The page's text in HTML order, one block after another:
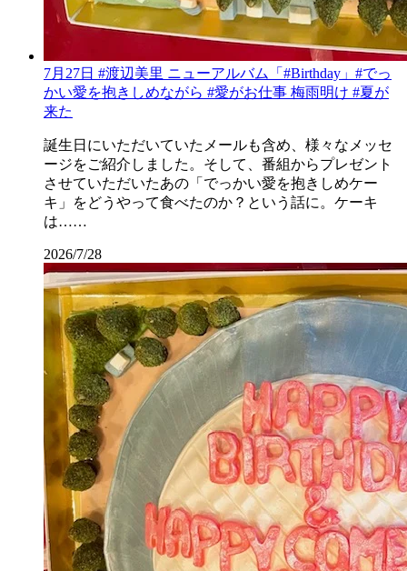
7月27日 #渡辺美里 ニューアルバム「#Birthday」#でっ
かい愛を抱きしめながら #愛がお仕事 梅雨明け #夏が
来た
誕生日にいただいていたメールも含め、様々なメッセ
ージをご紹介しました。そして、番組からプレゼント
させていただいたあの「でっかい愛を抱きしめケー
キ」をどうやって食べたのか？という話に。ケーキ
は……
2026/7/28